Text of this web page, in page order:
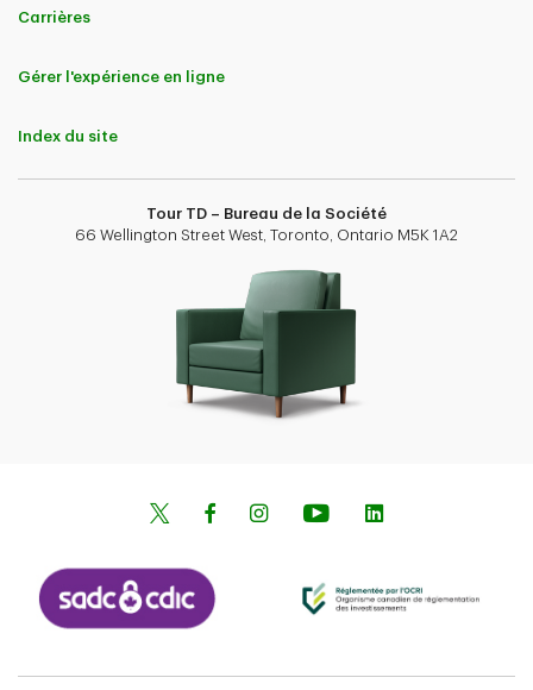
Carrières
Gérer l'expérience en ligne
Index du site
Tour TD – Bureau de la Société
66 Wellington Street West, Toronto, Ontario M5K 1A2